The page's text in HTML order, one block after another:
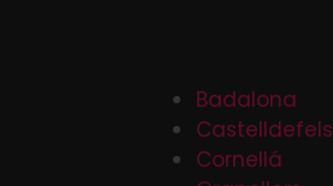
Badalona
Castelldefels
Cornellá